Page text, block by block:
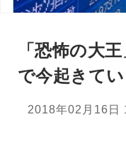
「恐怖の大
で今起きて
2018年02月16日